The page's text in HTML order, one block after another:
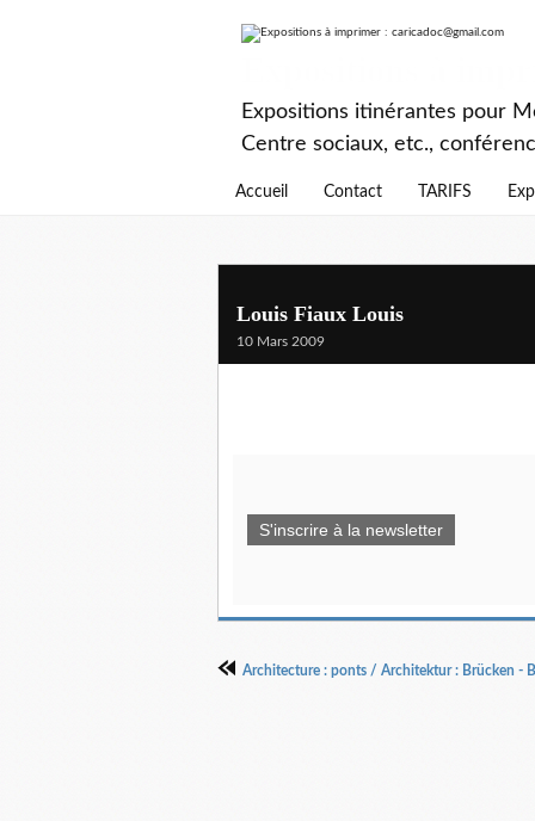
Expositions itinérantes pour
Centre sociaux, etc.,
Accueil Contact TARIFS
Louis Fiaux Louis
10 Mars 2009
S'inscrire à la newsletter
Architecture : ponts / Architektur : Brücken -